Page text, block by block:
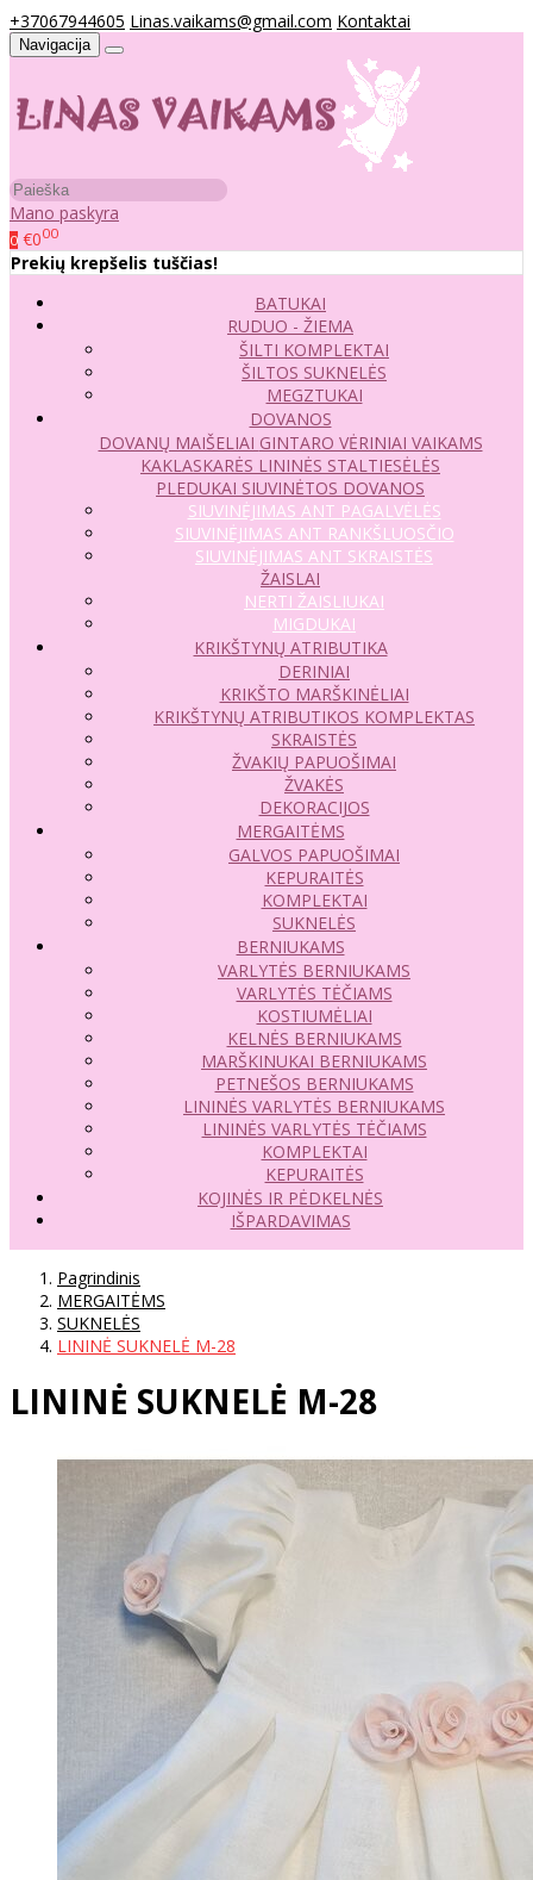
+37067944605 Linas.vaikams@gmail.com Kontaktai
Navigacija
Mano paskyra
0 €000
Prekių krepšelis tuščias!
BATUKAI
RUDUO - ŽIEMA
ŠILTI KOMPLEKTAI
ŠILTOS SUKNELĖS
MEGZTUKAI
DOVANOS
DOVANŲ MAIŠELIAI GINTARO VĖRINIAI VAIKAMS
KAKLASKARĖS LININĖS STALTIESĖLĖS
PLEDUKAI SIUVINĖTOS DOVANOS
SIUVINĖJIMAS ANT PAGALVĖLĖS
SIUVINĖJIMAS ANT RANKŠLUOSČIO
SIUVINĖJIMAS ANT SKRAISTĖS
ŽAISLAI
NERTI ŽAISLIUKAI
MIGDUKAI
KRIKŠTYNŲ ATRIBUTIKA
DERINIAI
KRIKŠTO MARŠKINĖLIAI
KRIKŠTYNŲ ATRIBUTIKOS KOMPLEKTAS
SKRAISTĖS
ŽVAKIŲ PAPUOŠIMAI
ŽVAKĖS
DEKORACIJOS
MERGAITĖMS
GALVOS PAPUOŠIMAI
KEPURAITĖS
KOMPLEKTAI
SUKNELĖS
BERNIUKAMS
VARLYTĖS BERNIUKAMS
VARLYTĖS TĖČIAMS
KOSTIUMĖLIAI
KELNĖS BERNIUKAMS
MARŠKINUKAI BERNIUKAMS
PETNEŠOS BERNIUKAMS
LININĖS VARLYTĖS BERNIUKAMS
LININĖS VARLYTĖS TĖČIAMS
KOMPLEKTAI
KEPURAITĖS
KOJINĖS IR PĖDKELNĖS
IŠPARDAVIMAS
Pagrindinis
MERGAITĖMS
SUKNELĖS
LININĖ SUKNELĖ M-28
LININĖ SUKNELĖ M-28